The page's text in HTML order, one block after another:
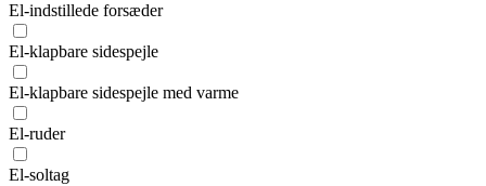
El-indstillede forsæder
El-klapbare sidespejle
El-klapbare sidespejle med varme
El-ruder
El-soltag